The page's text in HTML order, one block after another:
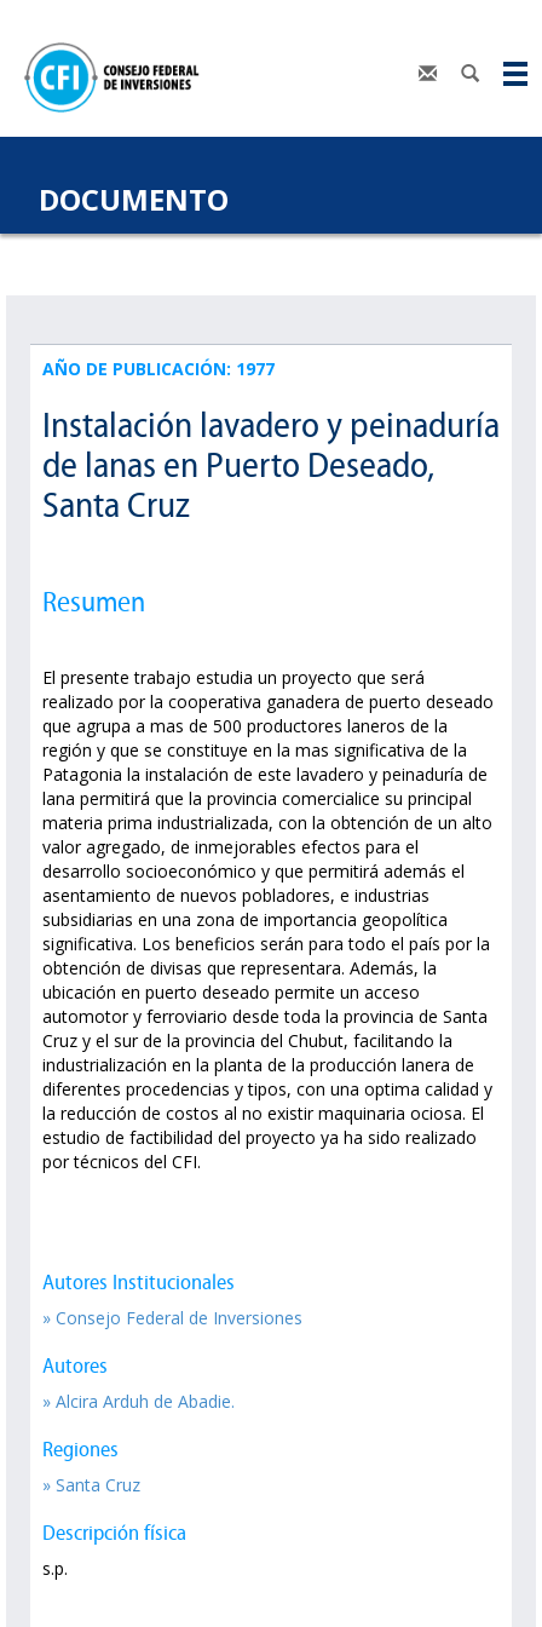
DOCUMENTO
AÑO DE PUBLICACIÓN: 1977
Instalación lavadero y peinaduría
de lanas en Puerto Deseado,
Santa Cruz
Resumen
El presente trabajo estudia un proyecto que será
realizado por la cooperativa ganadera de puerto deseado
que agrupa a mas de 500 productores laneros de la
región y que se constituye en la mas significativa de la
Patagonia la instalación de este lavadero y peinaduría de
lana permitirá que la provincia comercialice su principal
materia prima industrializada, con la obtención de un alto
valor agregado, de inmejorables efectos para el
desarrollo socioeconómico y que permitirá además el
asentamiento de nuevos pobladores, e industrias
subsidiarias en una zona de importancia geopolítica
significativa. Los beneficios serán para todo el país por la
obtención de divisas que representara. Además, la
ubicación en puerto deseado permite un acceso
automotor y ferroviario desde toda la provincia de Santa
Cruz y el sur de la provincia del Chubut, facilitando la
industrialización en la planta de la producción lanera de
diferentes procedencias y tipos, con una optima calidad y
la reducción de costos al no existir maquinaria ociosa. El
estudio de factibilidad del proyecto ya ha sido realizado
por técnicos del CFI.
Autores Institucionales
» Consejo Federal de Inversiones
Autores
» Alcira Arduh de Abadie.
Regiones
» Santa Cruz
Descripción física
s.p.